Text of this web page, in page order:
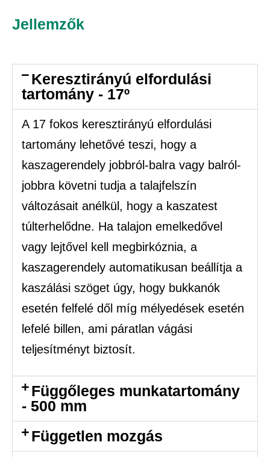
Jellemzők
Keresztirányú elfordulási
tartomány - 17º
A 17 fokos keresztirányú elfordulási
tartomány lehetővé teszi, hogy a
kaszagerendely jobbról-balra vagy balról-
jobbra követni tudja a talajfelszín
változásait anélkül, hogy a kaszatest
túlterhelődne. Ha talajon emelkedővel
vagy lejtővel kell megbirkóznia, a
kaszagerendely automatikusan beállítja a
kaszálási szöget úgy, hogy bukkanók
esetén felfelé dől míg mélyedések esetén
lefelé billen, ami páratlan vágási
teljesítményt biztosít.
Függőleges munkatartomány
- 500 mm
Független mozgás